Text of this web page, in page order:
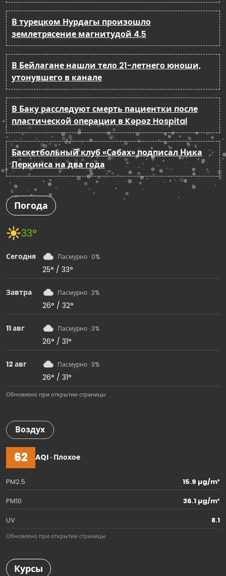
В турецком Нурдагы произошло
землетрясение магнитудой 4,5
В Бейлагане нашли тело 21-летнего юноши,
утонувшего в канале
В Баку расследуют смерть пациентки после
пластической операции в Kəpəz Hospital
Баскетбольный клуб «Сабах» подписал Ника
Перкинса на два года
Погода
33°
Сегодня Пасмурно · 0%
25° / 33°
Завтра Пасмурно · 3%
26° / 32°
11 авг Пасмурно · 3%
26° / 31°
12 авг Пасмурно · 3%
26° / 31°
Обновлено при открытии страницы
Воздух
62 AQI · Плохое
PM2.5
15.9 µg/m³
PM10
36.1 µg/m³
UV
8.1
Обновлено при открытии страницы
Курсы